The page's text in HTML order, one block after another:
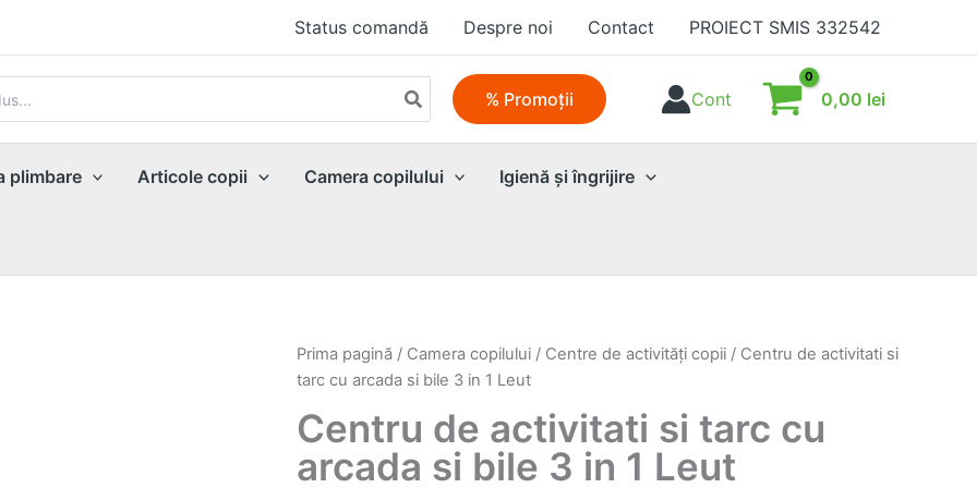
Status comandă Despre noi Contact PROIECT SMIS 332542
% Promoţii Cont 0,00 lei
plimbare Articole copii Camera copilului Igienă şi îngrijire
Prima pagină / Camera copilului / Centre de activităţi copii / Centru de activitati si
tarc cu arcada si bile 3 in 1 Leut
Centru de activitati si tarc cu
arcada si bile 3 in 1 Leut